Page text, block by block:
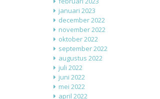
januari 2023
december 2022
november 2022
oktober 2022
september 2022
augustus 2022
juli 2022
juni 2022
mei 2022
april 2022